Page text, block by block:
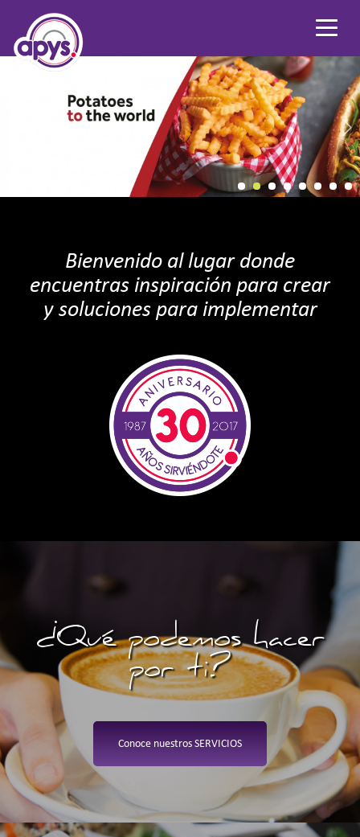
Bienvenido al lugar donde
encuentras inspiración para crear
y soluciones para implementar
¿Qué podemos hacer
por ti?
Conoce nuestros SERVICIOS